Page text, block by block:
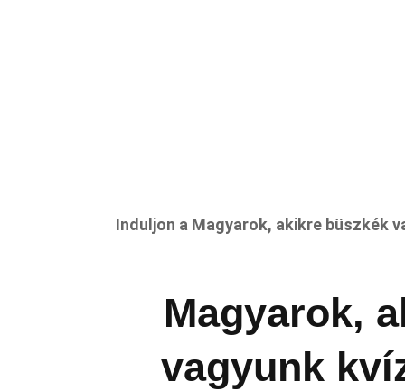
Induljon a Magyarok, akikre büszkék
Magyarok,
vagyunk